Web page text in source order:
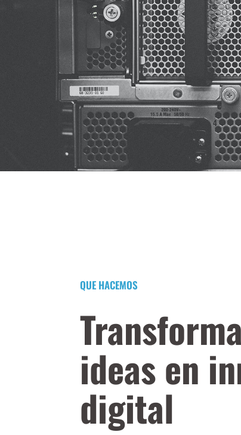
QUE HACEMOS
ideas en
digital